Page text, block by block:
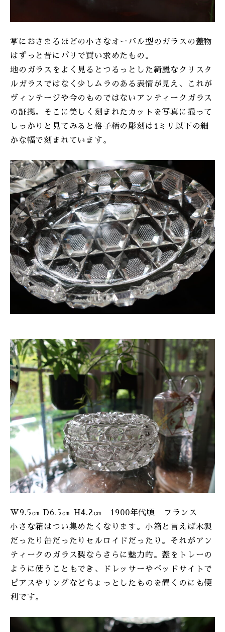
掌におさまるほどの小さなオーバル型のガラスの蓋物
はずっと昔にパリで買い求めたもの。
地のガラスをよく見るとつるっとした綺麗なクリスタ
ルガラスではなく少しムラのある表情が見え、これが
ヴィンテージや今のものではないアンティークガラス
の証拠。そこに美しく刻まれたカットを写真に撮って
しっかりと見てみると格子柄の彫刻は1ミリ以下の細
かな幅で刻まれています。
W9.5㎝ D6.5㎝ H4.2㎝ 1900年代頃 フランス
小さな箱はつい集めたくなります。小箱と言えば木製
だったり缶だったりセルロイドだったり。それがアン
ティークのガラス製ならさらに魅力的。蓋をトレーの
ように使うこともでき、ドレッサーやベッドサイトで
ピアスやリングなどちょっとしたものを置くのにも便
利です。